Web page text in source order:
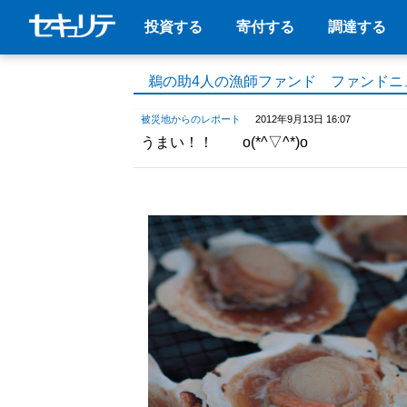
投資する 寄付する 調達する
鵜の助4人の漁師ファンド ファンドニ
被災地からのレポート 2012年9月13日 16:07
うまい！！ o(*^▽^*)o